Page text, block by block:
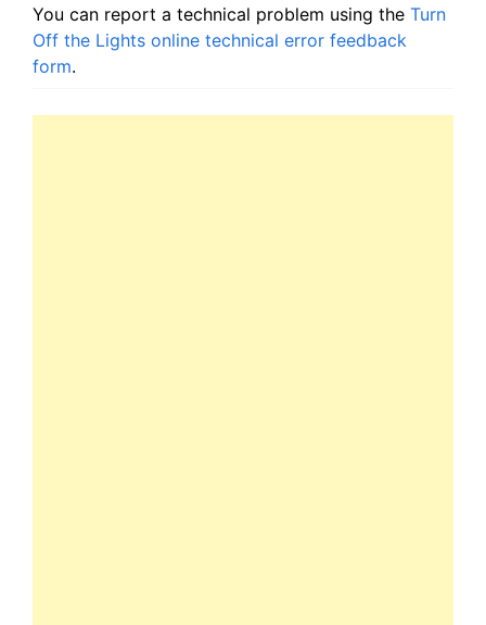
You can report a technical problem using the Turn
Off the Lights online technical error feedback
form.